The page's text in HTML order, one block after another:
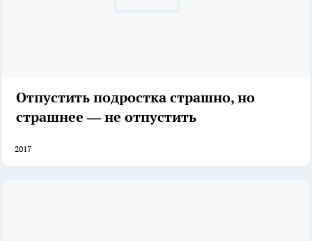
Отпустить подростка страшно, но
страшнее — не отпустить
2017